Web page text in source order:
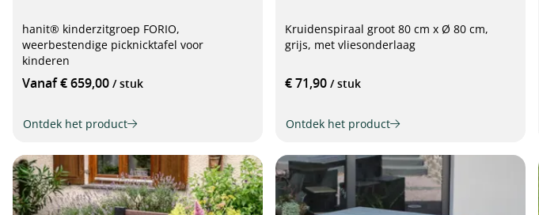
hanit® kinderzitgroep FORIO,
weerbestendige picknicktafel voor
kinderen
Vanaf € 659,00 / stuk
Ontdek het product
Kruidenspiraal groot 80 cm x Ø 80 cm,
grijs, met vliesonderlaag
€ 71,90 / stuk
Ontdek het product